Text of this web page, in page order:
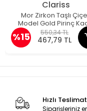
Clariss
Mor Zirkon Taşlı
Model Gold Pirinç
Bileklik
%15 550,34 TL
467,79 TL
Hızlı Teslimat
Siparişleriniz